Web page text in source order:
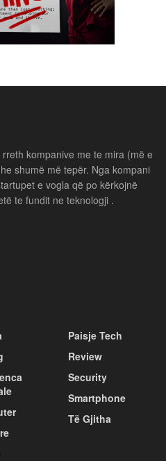
kompanive me te mira (më e
shumë më tepër. Nga kompani
e vogla që po kërkojnë
te fundit ne teknologji .
Paisje Tech
Review
Security
Smartphone
Të Gjitha